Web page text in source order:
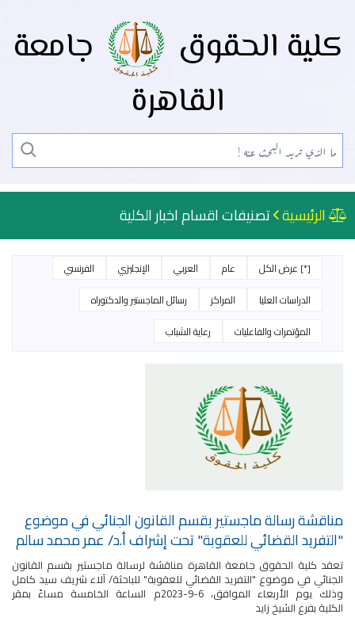
كلية الحقوق
جامعة
القاهرة
الرئيسية تصنيفات اقسام اخبار الكلية
[*] عرض الكل عام العربي الإنجليزي
الفرنسي
الدراسات العليا
المراكز
رسائل الماجستير والدكتوراه
المؤتمرات والفاعليات
رعاية الشباب
مناقشة رسالة ماجستير بقسم القانون الجنائي في موضوع
"التفريد القضائي للعقوبة" تحت إشراف أ.د/ عمر محمد سالم
تعقد كلية الحقوق جامعة القاهرة مناقشة لرسالة ماجستير بقسم القانون
الجنائي في موضوع "التفريد القضائي للعقوبة" للباحثة/ آلاء شريف سيد كامل
وذلك يوم الأربعاء الموافق، 6-9-2023م الساعة الخامسة مساءً بمقر
الكلية بفرع الشيخ زايد